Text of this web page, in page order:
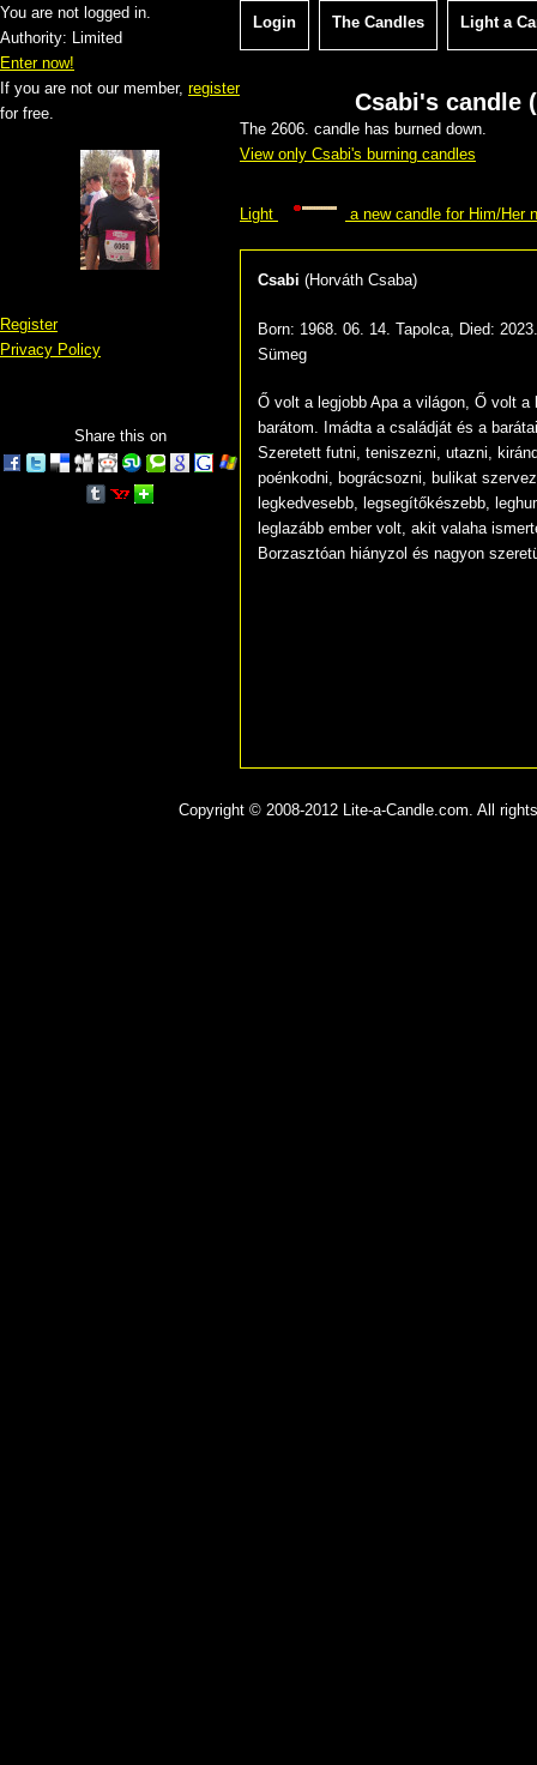
You are not logged in.
Authority: Limited
Enter now!
If you are not our member, register
for free.
Register
Privacy Policy
Share this on
Login The Candles Light a
Csabi's candle
The 2606. candle has burned down.
View only Csabi's burning candles
Light a new candle for Him/Her
Csabi (Horváth Csaba)
Born: 1968. 06. 14. Tapolca , Died:
Sümeg
Ő volt a legjobb Apa a világon, Ő volt a
barátom. Imádta a családját és a
Szeretett futni, teniszezni, utazni,
poénkodni, bográcsozni, bulikat
legkedvesebb, legsegítőkészebb,
leglazább ember volt, akit valaha
Borzasztóan hiányzol és nagyon
Copyright © 2008-2012 Lite-a-Candle.com. All